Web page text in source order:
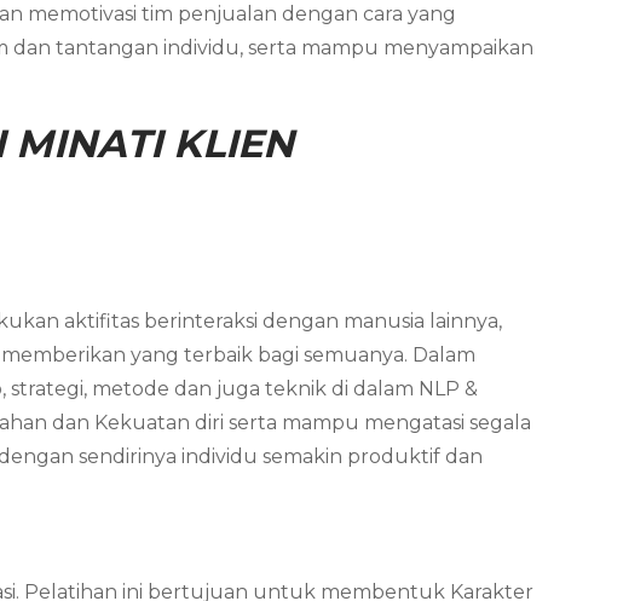
memotivasi tim penjualan dengan cara yang
tantangan individu, serta mampu menyampaikan
MINATI KLIEN
aktifitas berinteraksi dengan manusia lainnya,
yang terbaik bagi semuanya. Dalam
metode dan juga teknik di dalam NLP &
dan Kekuatan diri serta mampu mengatasi segala
sendirinya individu semakin produktif dan
Pelatihan ini bertujuan untuk membentuk Karakter